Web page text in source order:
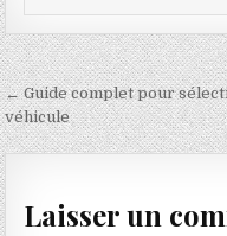
Navigation de
← Guide complet pour
véhicule
Laisser un